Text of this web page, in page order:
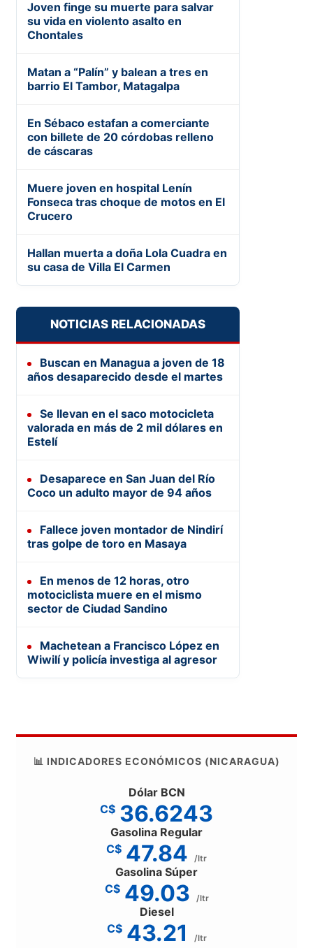
Joven finge su muerte para salvar
su vida en violento asalto en
Chontales
Matan a “Palín” y balean a tres en
barrio El Tambor, Matagalpa
En Sébaco estafan a comerciante
con billete de 20 córdobas relleno
de cáscaras
Muere joven en hospital Lenín
Fonseca tras choque de motos en El
Crucero
Hallan muerta a doña Lola Cuadra en
su casa de Villa El Carmen
NOTICIAS RELACIONADAS
Buscan en Managua a joven de 18
años desaparecido desde el martes
Se llevan en el saco motocicleta
valorada en más de 2 mil dólares en
Estelí
Desaparece en San Juan del Río
Coco un adulto mayor de 94 años
Fallece joven montador de Nindirí
tras golpe de toro en Masaya
En menos de 12 horas, otro
motociclista muere en el mismo
sector de Ciudad Sandino
Machetean a Francisco López en
Wiwilí y policía investiga al agresor
📊 INDICADORES ECONÓMICOS (NICARAGUA)
Dólar BCN
C$ 36.6243
Gasolina Regular
C$ 47.84 /ltr
Gasolina Súper
C$ 49.03 /ltr
Diesel
C$ 43.21 /ltr